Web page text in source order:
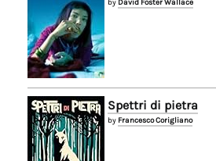
by David Foster Wallace
Spettri di pietra
by Francesco Corigliano